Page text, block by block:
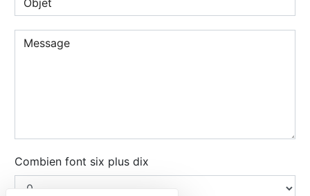
Combien font six plus dix